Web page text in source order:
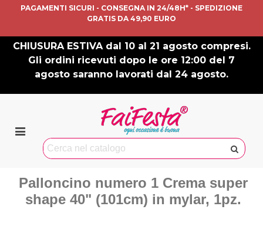
PAGAMENTI SICURI - CONSEGNA IN 24/48H* - SPEDIZIONE
GRATIS DA 49,90 EURO
CHIUSURA ESTIVA dal 10 al 21 agosto compresi.
Gli ordini ricevuti dopo le ore 12:00 del 7
agosto saranno lavorati dal 24 agosto.
Palloncino numero 1 Crema super
shape 40" (101cm) in mylar, 1pz.